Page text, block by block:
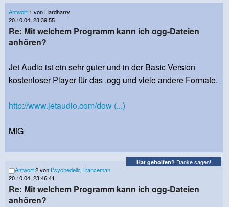
Antwort 1 von Hardharry
20.10.04, 23:39:55
Re: Mit welchem Programm kann ich ogg-Dateien
anhören?
Jet Audio ist ein sehr guter und in der Basic Version
kostenloser Player für das .ogg und viele andere Formate.
http://www.jetaudio.com/dow (...)
MfG
Hat geholfen? Danke sagen!
Antwort2 von Psychedelic Tranceman
20.10.04, 23:46:41
Re: Mit welchem Programm kann ich ogg-Dateien
anhören?